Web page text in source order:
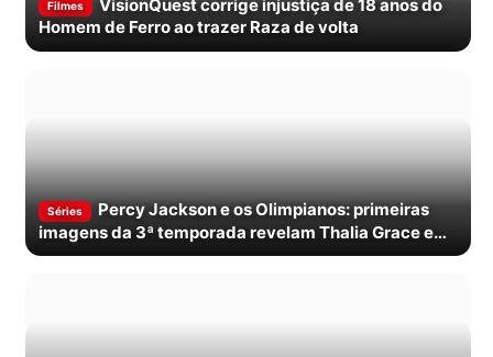
Filmes
VisionQuest corrige injustiça de 18 anos do
Homem de Ferro ao trazer Raza de volta
Séries
Percy Jackson e os Olimpianos: primeiras
imagens da 3ª temporada revelam Thalia Grace e
confirmam estreia em novembro